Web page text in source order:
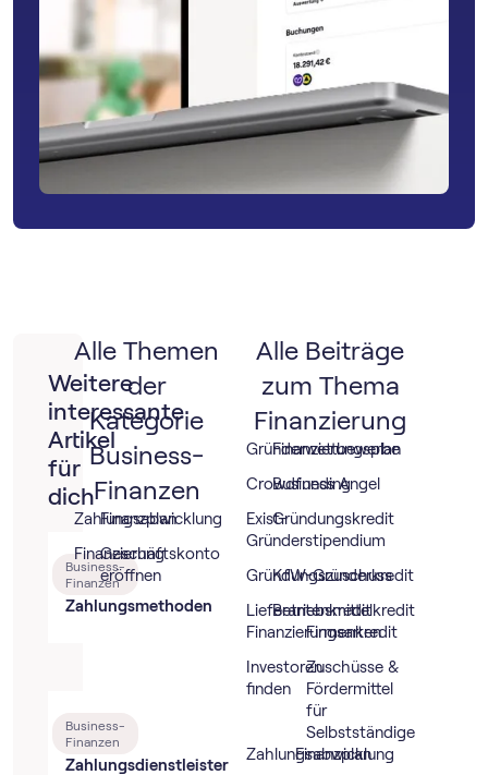
Weitere
interessante
Artikel
für
dich
Business-
Finanzen
Zahlungsmethoden
Business-
Finanzen
Zahlungsdienstleister
Alle Themen
der
Kategorie
Business-
Finanzen
Zahlungsabwicklung
Finanzplan
Finanzierung
Geschäftskonto
eröffnen
Alle Beiträge
zum Thema
Finanzierung
Gründerwettbewerbe
Finanzierungsplan
Crowdfunding
Business Angel
Exist-
Gründerstipendium
Gründungskredit
Gründungszuschuss
KfW-Gründerkredit
Lieferantenkredit
Betriebsmittelkredit
Finanzierungsarten
Firmenkredit
Investoren
finden
Zuschüsse &
Fördermittel
für
Selbstständige
Zahlungsabwicklung
Finanzplan